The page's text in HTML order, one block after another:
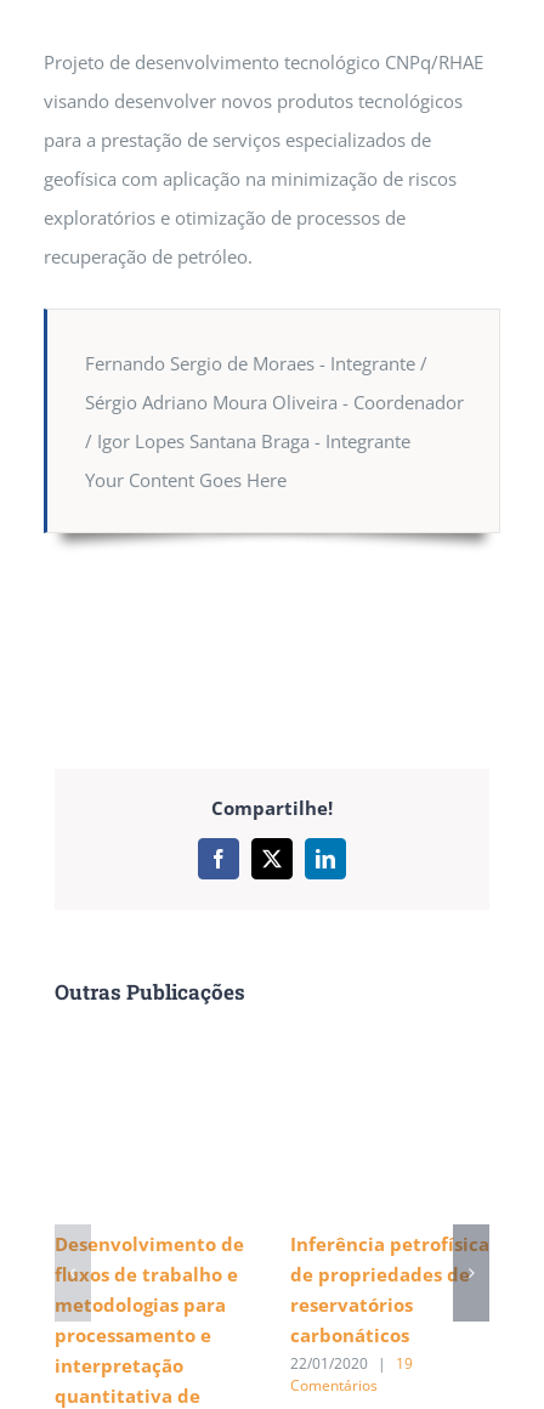
Projeto de desenvolvimento tecnológico CNPq/RHAE
visando desenvolver novos produtos tecnológicos
para a prestação de serviços especializados de
geofísica com aplicação na minimização de riscos
exploratórios e otimização de processos de
recuperação de petróleo.
Fernando Sergio de Moraes - Integrante /
Sérgio Adriano Moura Oliveira - Coordenador
/ Igor Lopes Santana Braga - Integrante
Your Content Goes Here
Compartilhe!
Outras Publicações
Desenvolvimento de
fluxos de trabalho e
metodologias para
processamento e
interpretação
quantitativa de
Inferência petrofísica
de propriedades de
reservatórios
carbonáticos
22/01/2020 |
19
Comentários